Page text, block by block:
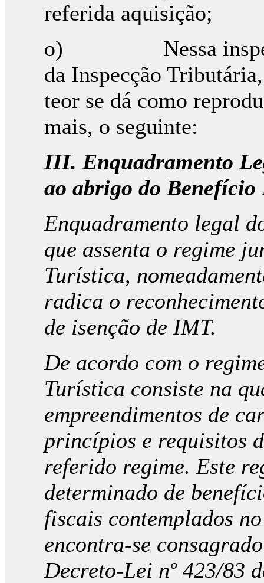
referida aquisição;
o) Nessa
da Inspecção
teor se dá como
mais, o seguinte:
III. Enquadramento
ao abrigo do
Enquadramento legal
que assenta o regime
Turística,
radica o
de isenção de IMT.
De acordo com o
Turística consiste na
empreendimentos de
princípios e requisitos
referido regime. Este
determinado de
fiscais contemplados
encontra-se
Decreto-Lei nº 423/83